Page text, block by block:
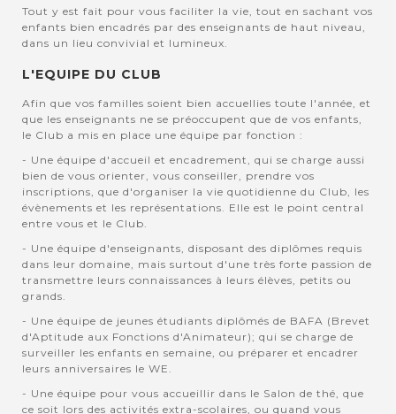
Tout y est fait pour vous faciliter la vie, tout en sachant vos
enfants bien encadrés par des enseignants de haut niveau,
dans un lieu convivial et lumineux.
L'EQUIPE DU CLUB
Afin que vos familles soient bien accuellies toute l'année, et
que les enseignants ne se préoccupent que de vos enfants,
le Club a mis en place une équipe par fonction :
- Une équipe d'accueil et encadrement, qui se charge aussi
bien de vous orienter, vous conseiller, prendre vos
inscriptions, que d'organiser la vie quotidienne du Club, les
évènements et les représentations. Elle est le point central
entre vous et le Club.
- Une équipe d'enseignants, disposant des diplômes requis
dans leur domaine, mais surtout d'une très forte passion de
transmettre leurs connaissances à leurs élèves, petits ou
grands.
- Une équipe de jeunes étudiants diplômés de BAFA (Brevet
d'Aptitude aux Fonctions d'Animateur); qui se charge de
surveiller les enfants en semaine, ou préparer et encadrer
leurs anniversaires le WE.
- Une équipe pour vous accueillir dans le Salon de thé, que
ce soit lors des activités extra-scolaires, ou quand vous